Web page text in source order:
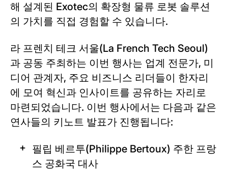
해 설계된 Exotec의 확장형 물류 로봇 솔루션
의 가치를 직접 경험할 수 있습니다.
라 프렌치 테크 서울(La French Tech Seoul)
과 공동 주최하는 이번 행사는 업계 전문가, 미
디어 관계자, 주요 비즈니스 리더들이 한자리
에 모여 혁신과 인사이트를 공유하는 자리로
마련되었습니다. 이번 행사에서는 다음과 같은
연사들의 키노트 발표가 진행됩니다:
필립 베르투(Philippe Bertoux) 주한 프랑
스 공화국 대사